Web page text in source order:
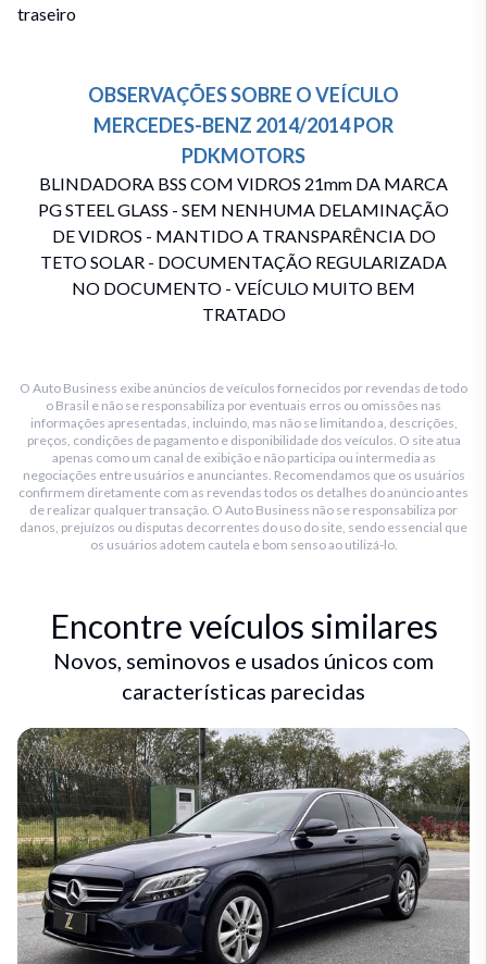
traseiro
OBSERVAÇÕES SOBRE O VEÍCULO
MERCEDES-BENZ 2014/2014POR
PDKMOTORS
BLINDADORA BSS COM VIDROS 21mm DA MARCA
PG STEEL GLASS - SEM NENHUMA DELAMINAÇÃO
DE VIDROS - MANTIDO A TRANSPARÊNCIA DO
TETO SOLAR - DOCUMENTAÇÃO REGULARIZADA
NO DOCUMENTO - VEÍCULO MUITO BEM
TRATADO
O Auto Business exibe anúncios de veículos fornecidos por revendas de todo
o Brasil e não se responsabiliza por eventuais erros ou omissões nas
informações apresentadas, incluindo, mas não se limitando a, descrições,
preços, condições de pagamento e disponibilidade dos veículos. O site atua
apenas como um canal de exibição e não participa ou intermedia as
negociações entre usuários e anunciantes. Recomendamos que os usuários
confirmem diretamente com as revendas todos os detalhes do anúncio antes
de realizar qualquer transação. O Auto Business não se responsabiliza por
danos, prejuízos ou disputas decorrentes do uso do site, sendo essencial que
os usuários adotem cautela e bom senso ao utilizá-lo.
Encontre veículos similares
Novos, seminovos e usados únicos com
características parecidas